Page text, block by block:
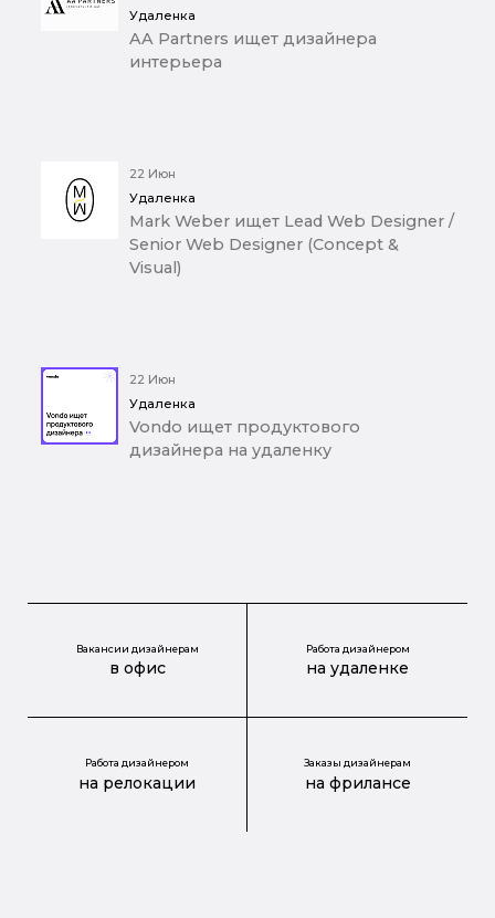
Удаленка
AA Partners ищет дизайнера
интерьера
22 Июн
Удаленка
Mark Weber ищет Lead Web Designer /
Senior Web Designer (Concept &
Visual)
22 Июн
Удаленка
Vondo ищет продуктового
дизайнера на удаленку
Вакансии дизайнерам
в офис
Работа дизайнером
на удаленке
Работа дизайнером
на релокации
Заказы дизайнерам
на фрилансе